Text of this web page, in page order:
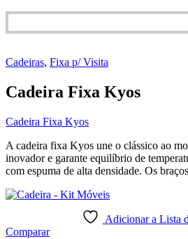
Cadeiras, Fixa p/ Visita
Cadeira Fixa Kyos
Cadeira Fixa Kyos
A cadeira fixa Kyos une o clássico ao
inovador e garante equilíbrio de
com espuma de alta densidade. Os
Adicionar a Lista
Comparar